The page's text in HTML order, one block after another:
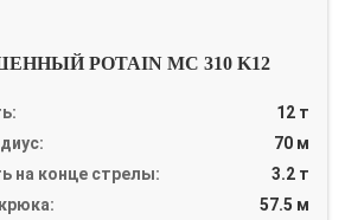
POTAIN MC 310 K12
12 т
70 м
на конце стрелы:
3.2 т
57.5 м